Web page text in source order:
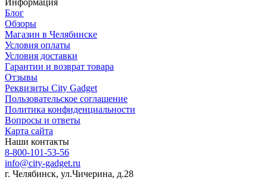
Информация
Блог
Обзоры
Магазин в Челябинске
Условия оплаты
Условия доставки
Гарантии и возврат товара
Отзывы
Реквизиты City Gadget
Пользовательское соглашение
Политика конфиденциальности
Вопросы и ответы
Карта сайта
Наши контакты
8-800-101-53-56
info@city-gadget.ru
г. Челябинск, ул.Чичерина, д.28